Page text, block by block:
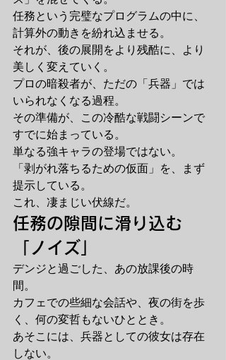
任務という完璧なプログラムの中に、
計算外の動きを紛れ込ませる。
それが、後の展開をより残酷に、より
美しく変えていく。
プロの暗殺者が、ただの「兵器」では
いられなくなる過程。
その準備が、この冷酷な戦闘シーンで
すでに始まっている。
単なる強キャラの登場ではない。
「剥がれ落ちるための仮面」を、まず
提示している。
これ、凄まじい伏線だ。
任務の隙間に滑り込む
「ノイズ」
デンジと過ごした、あの放課後の時
間。
カフェでの些細な会話や、夜の街を歩
く、何の変哲もないひととき。
あそこには、兵器としての彼女は存在
しない。